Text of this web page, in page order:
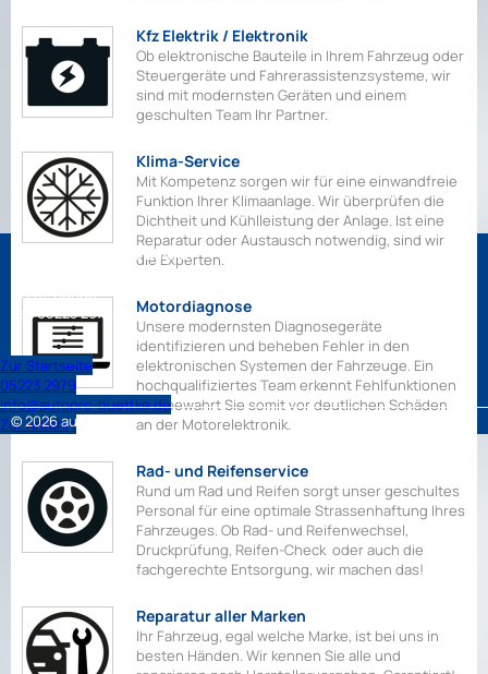
Kfz Elektrik / Elektronik
Ob elektronische Bauteile in Ihrem Fahrzeug oder
Steuergeräte und Fahrerassistenzsysteme, wir
sind mit modernsten Geräten und einem
geschulten Team Ihr Partner.
Klima-Service
Mit Kompetenz sorgen wir für eine einwandfreie
Funktion Ihrer Klimaanlage. Wir überprüfen die
Dichtheit und Kühlleistung der Anlage. Ist eine
Reparatur oder Austausch notwendig, sind wir
die Experten.
Motordiagnose
Unsere modernsten Diagnosegeräte
identifizieren und beheben Fehler in den
elektronischen Systemen der Fahrzeuge. Ein
hochqualifiziertes Team erkennt Fehlfunktionen
und bewahrt Sie somit vor deutlichen Schäden
an der Motorelektronik.
Rad- und Reifenservice
Rund um Rad und Reifen sorgt unser geschultes
Personal für eine optimale Strassenhaftung Ihres
Fahrzeuges. Ob Rad- und Reifenwechsel,
Druckprüfung, Reifen-Check oder auch die
fachgerechte Entsorgung, wir machen das!
Reparatur aller Marken
Ihr Fahrzeug, egal welche Marke, ist bei uns in
besten Händen. Wir kennen Sie alle und
© 2026 autoPRO
KFZ-Meisterbetrieb Büttke
32257 Bünde
Tel.05223 2979
Zur Startseite
05223 2979
info@autopro-buettke.de
Zur Anfahrt